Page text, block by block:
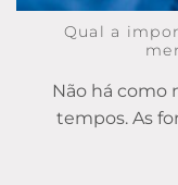
Qual a
Não há como
tempos. As